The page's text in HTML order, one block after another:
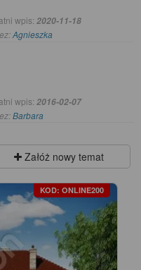
wpis: 2020-11-18
Agnieszka
wpis: 2016-02-07
Barbara
Załóż nowy temat
KOD: ONLINE200